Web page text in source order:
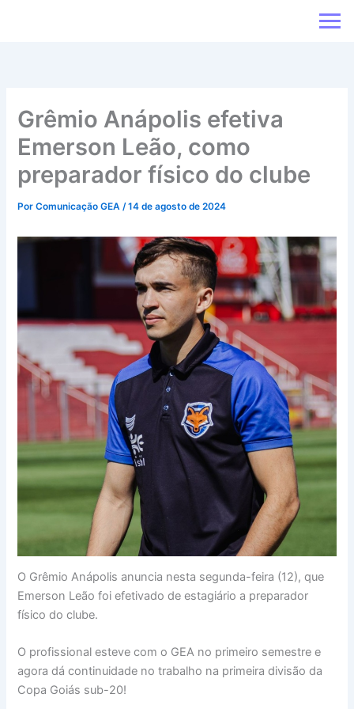
Grêmio Anápolis efetiva
Emerson Leão, como
preparador físico do clube
PorComunicação GEA/14 de agosto de 2024
O Grêmio Anápolis anuncia nesta segunda-feira (12), que
Emerson Leão foi efetivado de estagiário a preparador
físico do clube.
O profissional esteve com o GEA no primeiro semestre e
agora dá continuidade no trabalho na primeira divisão da
Copa Goiás sub-20!